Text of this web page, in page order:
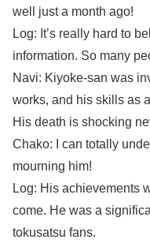
well just a month ago!
Log: It’s really hard to
information. So many
Navi: Kiyoke-san was
works, and his skills as
His death is shocking
Chako: I can totally
mourning him!
Log: His achievements
come. He was a
tokusatsu fans.